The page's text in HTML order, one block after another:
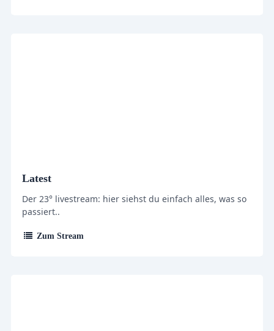
Latest
Der 23° livestream: hier siehst du einfach alles, was so
passiert..
Zum Stream